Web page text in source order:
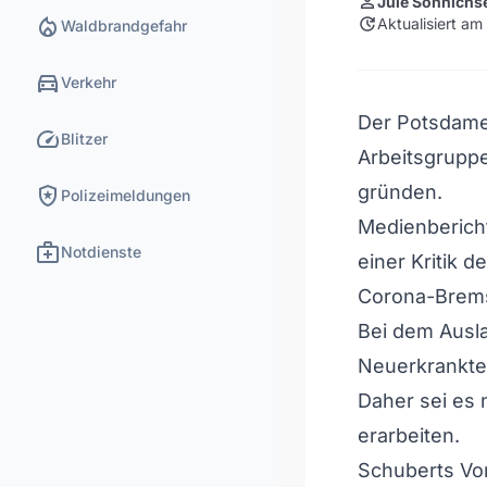
local_fire_department Waldbrandgefahr
directions_carVerkehr
speedBlitzer
local_police Polizeimeldungen
medical_servicesNotdienste
updateAktualisiert am
Der
gründen.
einer Kritik
Corona-
Bei dem
Daher sei es
erarbeiten.
Schuberts